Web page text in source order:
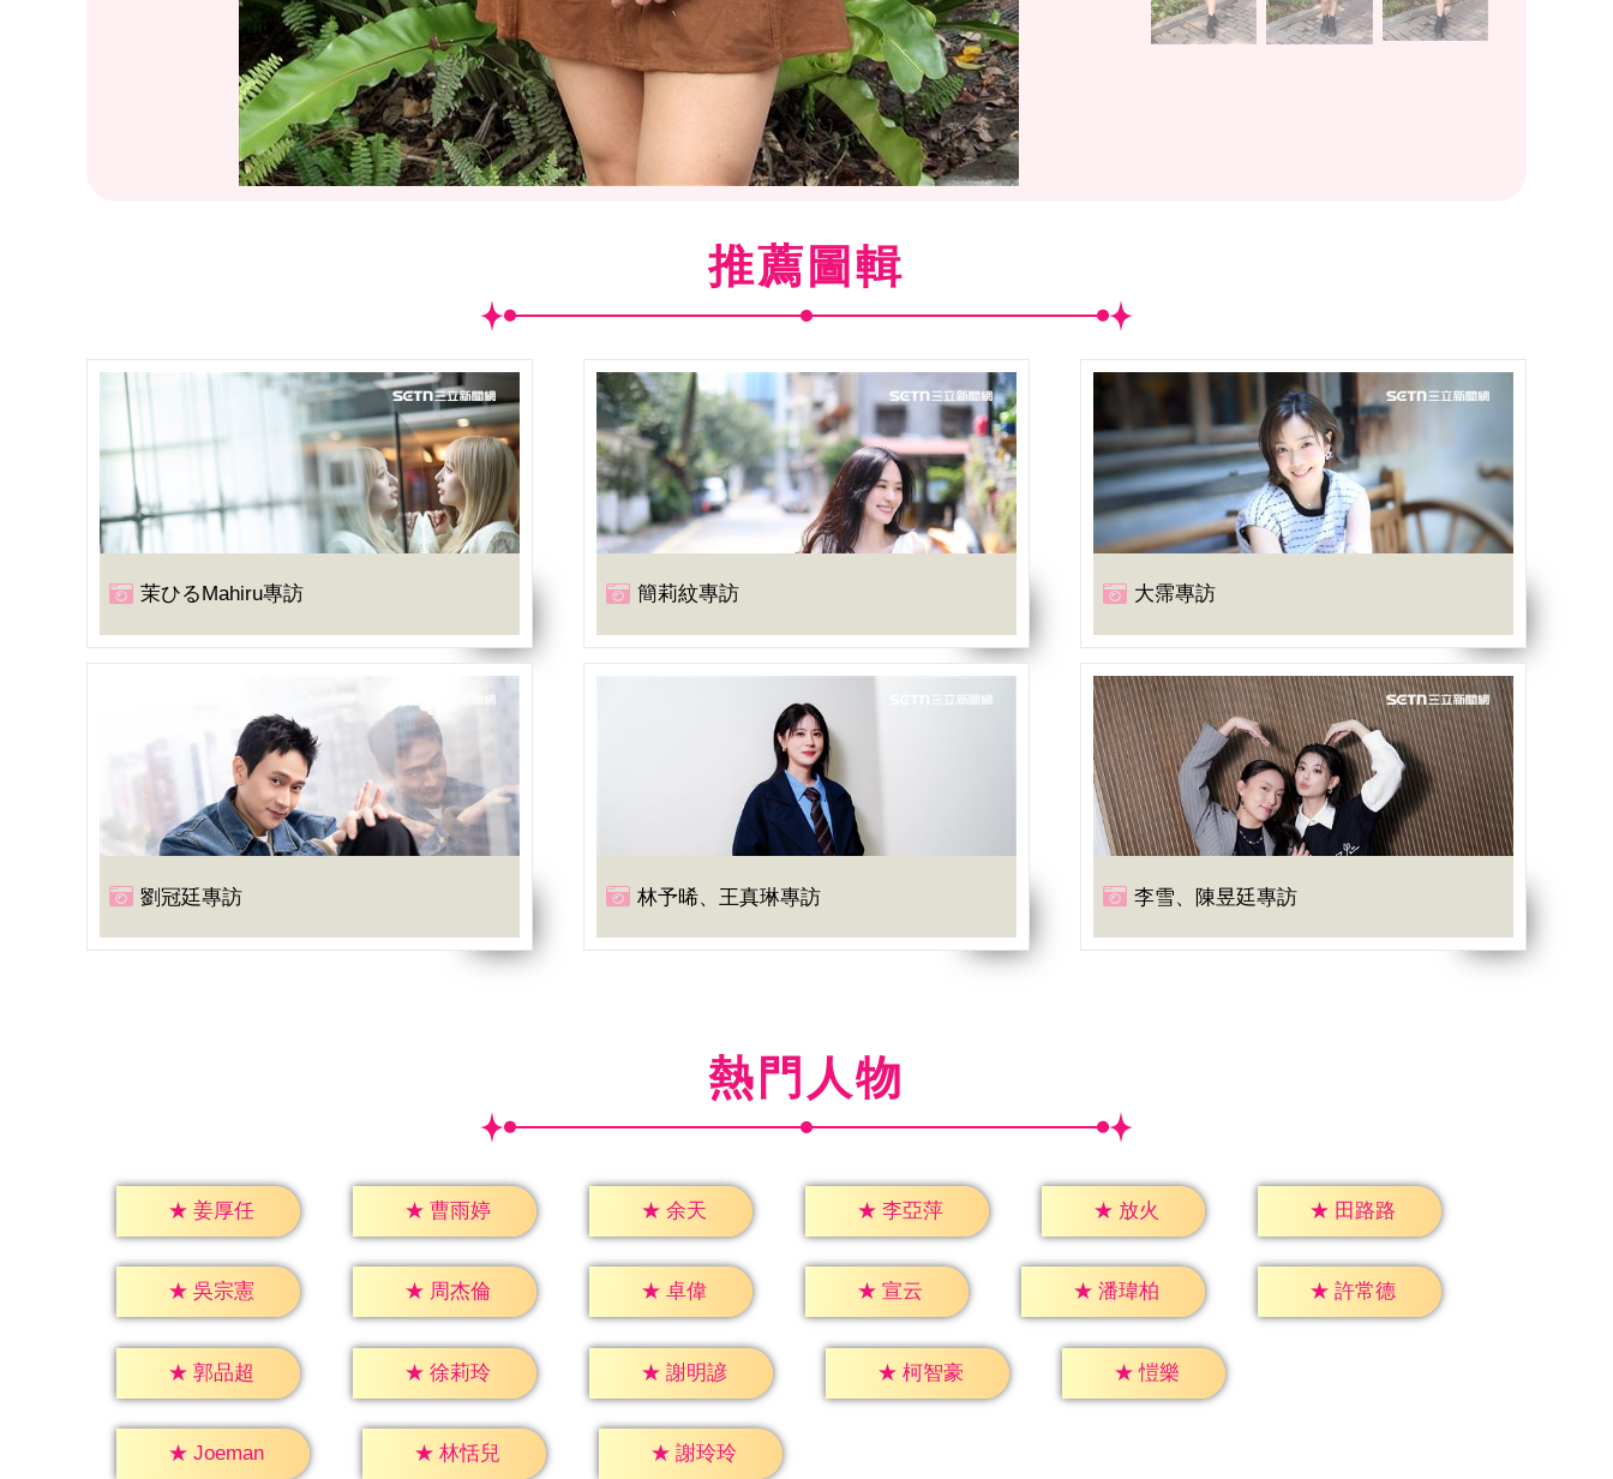
/12)台大新女神正妹吳怡德是高材生。（記者邱榮吉/攝影）
推薦圖輯
茉ひるMahiru專訪 簡莉紋專訪 大霈專訪
劉冠廷專訪 林予晞、王真琳專訪 李雪、陳昱廷專訪
熱門人物
★ 姜厚任 ★ 曹雨婷 ★ 余天 ★ 李亞萍 ★ 放火 ★ 田路路
★ 吳宗憲 ★ 周杰倫 ★ 卓偉 ★ 宣云 ★ 潘瑋柏 ★ 許常德
★ 郭品超 ★ 徐莉玲 ★ 謝明諺 ★ 柯智豪 ★ 愷樂
★ Joeman ★ 林恬兒 ★ 謝玲玲